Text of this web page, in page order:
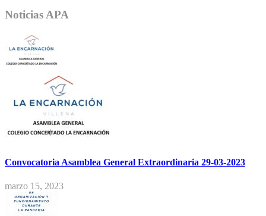
Noticias APA
Convocatoria Asamblea General Extraordinaria 29-03-2023
marzo 15, 2023